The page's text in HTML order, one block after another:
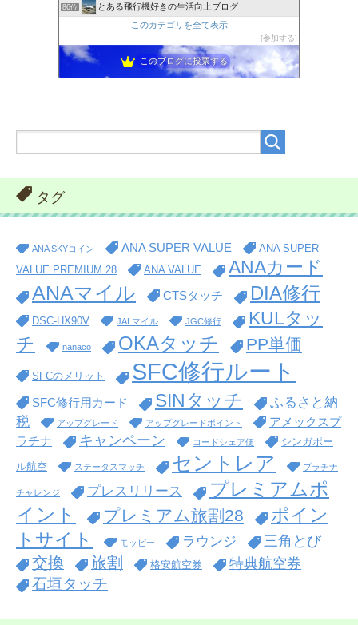
86位
とある飛行機好きの生活向上ブログ
このカテゴリを全て表示
参加する
このブログに投票する
タグ
ANA SKYコイン ANA SUPER VALUE
ANA SUPER
VALUE PREMIUM 28
ANA VALUE ANAカード
ANAマイル CTSタッチ DIA修行
DSC-HX90V JALマイル JGC修行
KULタッ
チ
nanaco OKAタッチ PP単価
SFCのメリット SFC修行ルート
SFC修行用カード SINタッチ
ふるさと納
税
アップグレード アップグレードポイント
アメックスプ
ラチナ
キャンペーン コードシェア便 シンガポー
ル航空 ステータスマッチ セントレア プラチナ
チャレンジ プレスリリース
プレミアムポ
イント
プレミアム旅割28
ポイン
トサイト
モッピー ラウンジ 三角とび
交換 旅割 格安航空券 特典航空券
石垣タッチ